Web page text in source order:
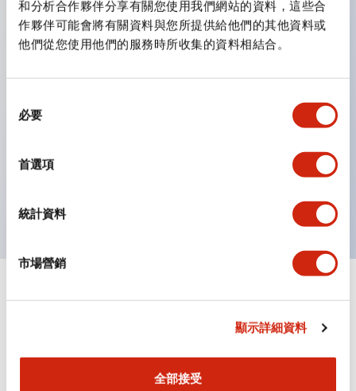
和分析合作夥伴分享有關您使用我們網站的資料，這些合
作夥伴可能會將有關資料與您所提供給他們的其他資料或
他們從您使用他們的服務時所收集的資料相結合。
必要
首選項
統計資料
市場營銷
顯示詳細資料
全部接受
泛的操作開關器。
提供72種標準迴路
透過6種形式與接點模組段數的組合，可實現各種接點構
造。
配備可確認接點狀態的指示燈，並提供手柄操作型、鑰匙
手柄可從6種中選擇
文件和檔案
型錄和宣傳手冊 CAD檔 認證與標準